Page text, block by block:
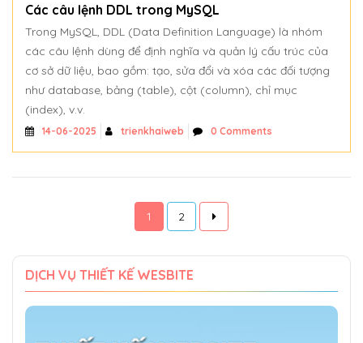
Các câu lệnh DDL trong MySQL
Trong MySQL, DDL (Data Definition Language) là nhóm
các câu lệnh dùng để định nghĩa và quản lý cấu trúc của
cơ sở dữ liệu, bao gồm: tạo, sửa đổi và xóa các đối tượng
như database, bảng (table), cột (column), chỉ mục
(index), v.v.
14-06-2025 trienkhaiweb 0 Comments
1 2
DỊCH VỤ THIẾT KẾ WESBITE